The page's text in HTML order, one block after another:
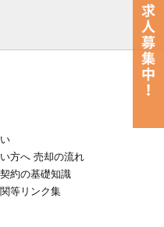
方へ 売却の流れ
約の基礎知識
等リンク集